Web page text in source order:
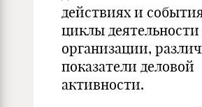
действиях и
циклы деятельности
организации,
показатели деловой
активности.